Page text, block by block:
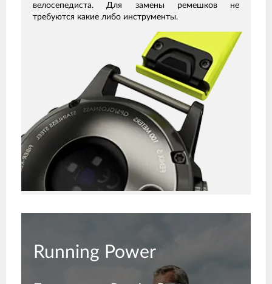
велосепедиста. Для замены ремешков не
требуются какие либо инструменты.
Running Power